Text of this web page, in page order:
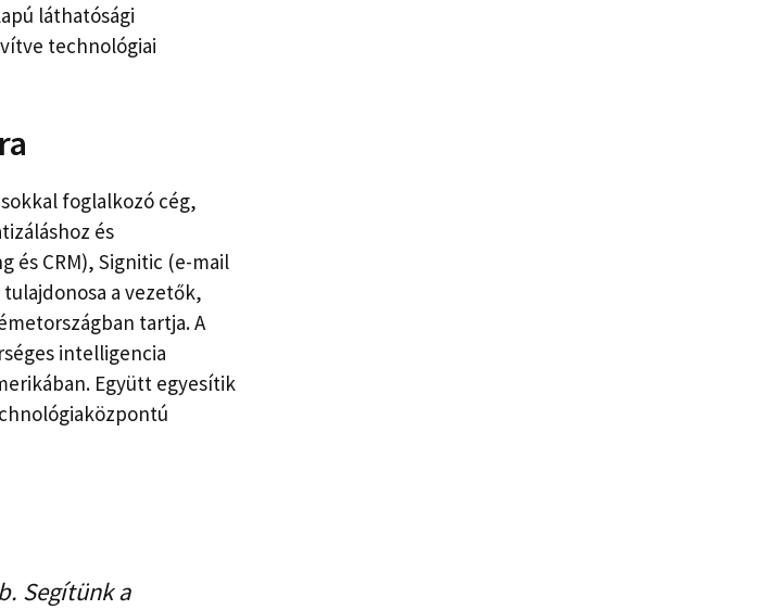
láthatósági
technológiai
foglalkozó cég,
és
és CRM), Signitic (e-mail
a vezetők,
tartja. A
intelligencia
Együtt egyesítik
Segítünk a